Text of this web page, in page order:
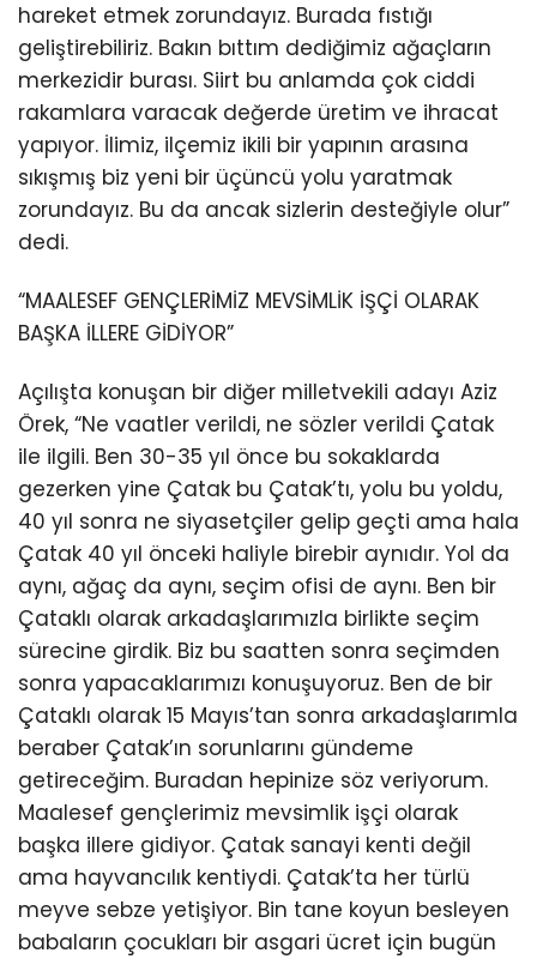
hareket etmek zorundayız. Burada fıstığı
geliştirebiliriz. Bakın bıttım dediğimiz ağaçların
merkezidir burası. Siirt bu anlamda çok ciddi
rakamlara varacak değerde üretim ve ihracat
yapıyor. İlimiz, ilçemiz ikili bir yapının arasına
sıkışmış biz yeni bir üçüncü yolu yaratmak
zorundayız. Bu da ancak sizlerin desteğiyle olur”
dedi.
“MAALESEF GENÇLERİMİZ MEVSİMLİK İŞÇİ OLARAK
BAŞKA İLLERE GİDİYOR”
Açılışta konuşan bir diğer milletvekili adayı Aziz
Örek, “Ne vaatler verildi, ne sözler verildi Çatak
ile ilgili. Ben 30-35 yıl önce bu sokaklarda
gezerken yine Çatak bu Çatak’tı, yolu bu yoldu,
40 yıl sonra ne siyasetçiler gelip geçti ama hala
Çatak 40 yıl önceki haliyle birebir aynıdır. Yol da
aynı, ağaç da aynı, seçim ofisi de aynı. Ben bir
Çataklı olarak arkadaşlarımızla birlikte seçim
sürecine girdik. Biz bu saatten sonra seçimden
sonra yapacaklarımızı konuşuyoruz. Ben de bir
Çataklı olarak 15 Mayıs’tan sonra arkadaşlarımla
beraber Çatak’ın sorunlarını gündeme
getireceğim. Buradan hepinize söz veriyorum.
Maalesef gençlerimiz mevsimlik işçi olarak
başka illere gidiyor. Çatak sanayi kenti değil
ama hayvancılık kentiydi. Çatak’ta her türlü
meyve sebze yetişiyor. Bin tane koyun besleyen
babaların çocukları bir asgari ücret için bugün